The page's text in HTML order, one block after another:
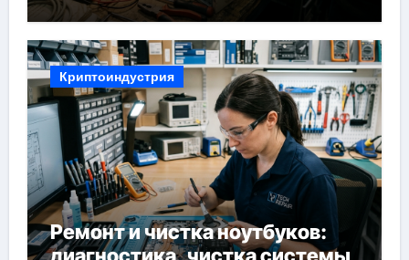
Криптоиндустрия
Ремонт и чистка ноутбуков:
диагностика, чистка системы